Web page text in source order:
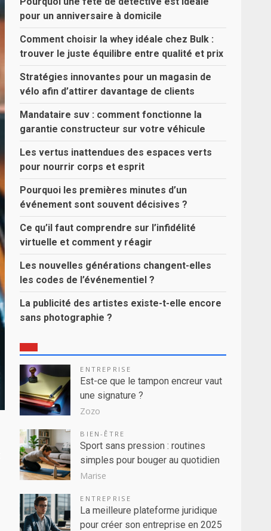
pour un anniversaire à domicile
Comment choisir la whey idéale chez Bulk :
trouver le juste équilibre entre qualité et prix
Stratégies innovantes pour un magasin de
vélo afin d’attirer davantage de clients
Mandataire suv : comment fonctionne la
garantie constructeur sur votre véhicule
Les vertus inattendues des espaces verts
pour nourrir corps et esprit
Pourquoi les premières minutes d’un
événement sont souvent décisives ?
Ce qu’il faut comprendre sur l’infidélité
virtuelle et comment y réagir
Les nouvelles générations changent-elles
les codes de l’événementiel ?
La publicité des artistes existe-t-elle encore
sans photographie ?
ENTREPRISE
Est-ce que le tampon encreur vaut
une signature ?
Zozo
BIEN-ÊTRE
Sport sans pression : routines
simples pour bouger au quotidien
Marise
ENTREPRISE
La meilleure plateforme juridique
pour créer son entreprise en 2025